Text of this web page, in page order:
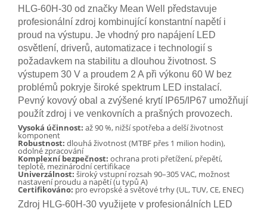
HLG-60H-30 od značky Mean Well představuje
profesionální zdroj kombinující konstantní napětí i
proud na výstupu. Je vhodný pro napájení LED
osvětlení, driverů, automatizace i technologií s
požadavkem na stabilitu a dlouhou životnost. S
výstupem 30 V a proudem 2 A při výkonu 60 W bez
problémů pokryje široké spektrum LED instalací.
Pevný kovový obal a zvýšené krytí IP65/IP67 umožňují
použít zdroj i ve venkovních a prašných provozech.
Vysoká účinnost: až 90 %, nižší spotřeba a delší životnost
komponent
Robustnost: dlouhá životnost (MTBF přes 1 milion hodin),
odolné zpracování
Komplexní bezpečnost: ochrana proti přetížení, přepětí,
teplotě, mezinárodní certifikace
Univerzálnost: široký vstupní rozsah 90–305 VAC, možnost
nastavení proudu a napětí (u typů A)
Certifikováno: pro evropské a světové trhy (UL, TUV, CE, ENEC)
Zdroj HLG-60H-30 využijete v profesionálních LED